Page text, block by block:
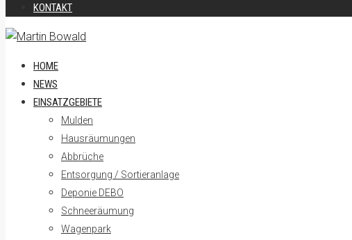
KONTAKT
HOME
NEWS
EINSATZGEBIETE
Mulden
Hausräumungen
Abbrüche
Entsorgung / Sortieranlage
Deponie DEBO
Schneeräumung
Wagenpark